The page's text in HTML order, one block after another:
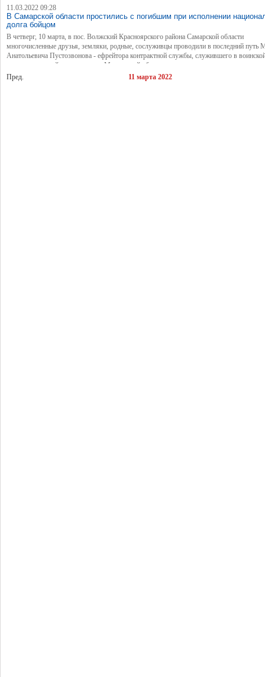
11.03.2022 09:28
В Самарской области простились с погибшим при исполнении
долга бойцом
В четверг, 10 марта, в пос. Волжский Красноярского района Самарской области
многочисленные друзья, земляки, родные, сослуживцы проводили в последний путь
Анатольевича Пустозвонова - ефрейтора контрактной службы, служившего в
дислоцированной на территории Московской области.
Пред.
11 марта 2022